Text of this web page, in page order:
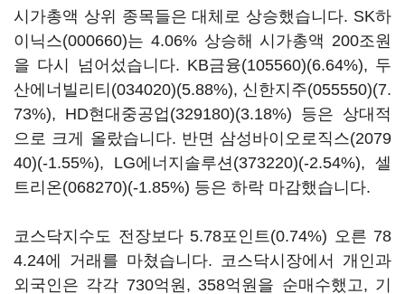
시가총액 상위 종목들은 대체로 상승했습니다. SK하
이닉스(000660)는 4.06% 상승해 시가총액 200조원
을 다시 넘어섰습니다. KB금융(105560)(6.64%), 두
산에너빌리티(034020)(5.88%), 신한지주(055550)(7.
73%), HD현대중공업(329180)(3.18%) 등은 상대적
으로 크게 올랐습니다. 반면 삼성바이오로직스(2079
40)(-1.55%), LG에너지솔루션(373220)(-2.54%), 셀
트리온(068270)(-1.85%) 등은 하락 마감했습니다.
코스닥지수도 전장보다 5.78포인트(0.74%) 오른 78
4.24에 거래를 마쳤습니다. 코스닥시장에서 개인과
외국인은 각각 730억원, 358억원을 순매수했고, 기